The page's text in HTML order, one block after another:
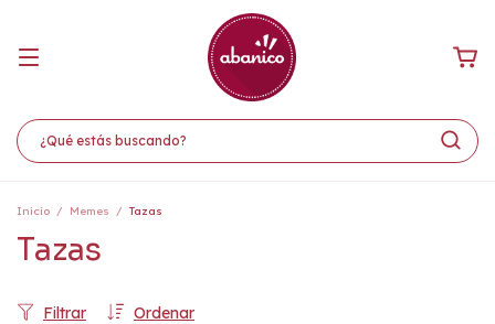
Inicio / Memes / Tazas
Tazas
Ordenar
Filtrar